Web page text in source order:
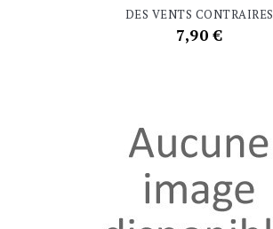
DES VENTS CONTRAIRES
Prix
7,90 €